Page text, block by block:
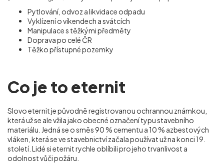
Pytlování, odvoz a likvidace odpadu
Vyklízení o víkendech a svátcích
Manipulace s těžkými předměty
Doprava po celé ČR
Těžko přístupné pozemky
Co je to eternit
Slovo eternit je původně registrovanou ochrannou známkou,
která už se ale vžila jako obecné označení typu stavebního
materiálu. Jedná se o směs 90 % cementu a 10 % azbestových
vláken, která se ve stavebnictví začala používat už na konci 19.
století. Lidé si eternit rychle oblíbili pro jeho trvanlivost a
odolnost vůči požáru.